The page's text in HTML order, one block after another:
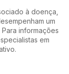
à doença,
um
informações
em
.